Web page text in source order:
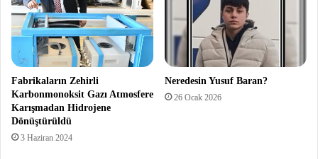
Fabrikaların Zehirli
Karbonmonoksit Gazı Atmosfere
Karışmadan Hidrojene
Dönüştürüldü
3 Haziran 2024
Neredesin Yusuf Baran?
26 Ocak 2026